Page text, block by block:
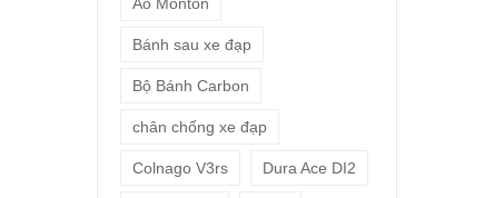
Bánh sau xe đạp
Bộ Bánh Carbon
chân chống xe đạp
Colnago V3rs Dura Ace DI2